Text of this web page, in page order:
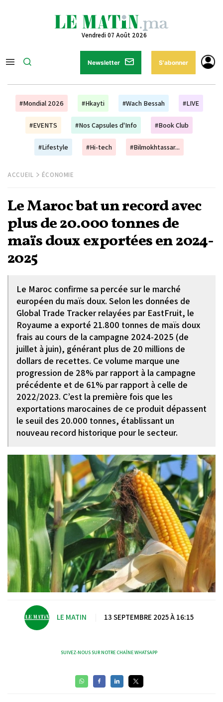
Vendredi 07 Août 2026
Newsletter S'abonner
#Mondial 2026 #Hkayti #Wach Bessah #LIVE
#EVENTS #Nos Capsules d'Info #Book Club
#Lifestyle #Hi-tech #Bilmokhtassar...
ACCUEIL ÉCONOMIE
Le Maroc bat un record avec
plus de 20.000 tonnes de
maïs doux exportées en 2024-
2025
Le Maroc confirme sa percée sur le marché
européen du maïs doux. Selon les données de
Global Trade Tracker relayées par EastFruit, le
Royaume a exporté 21.800 tonnes de maïs doux
frais au cours de la campagne 2024-2025 (de
juillet à juin), générant plus de 20 millions de
dollars de recettes. Ce volume marque une
progression de 28% par rapport à la campagne
précédente et de 61% par rapport à celle de
2022/2023. C’est la première fois que les
exportations marocaines de ce produit dépassent
le seuil des 20.000 tonnes, établissant un
nouveau record historique pour le secteur.
LE MATIN 13 SEPTEMBRE 2025 À 16:15
SUIVEZ-NOUS SUR NOTRE CHAÎNE WHATSAPP